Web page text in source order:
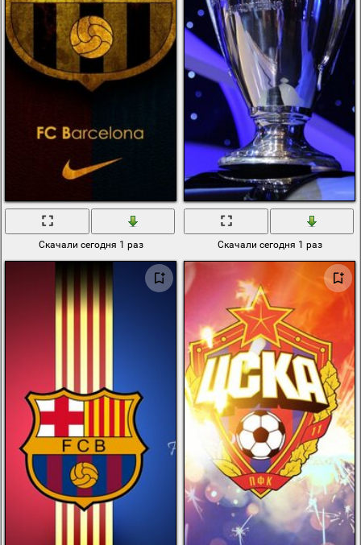
Скачали сегодня 1 раз Скачали сегодня 1 раз